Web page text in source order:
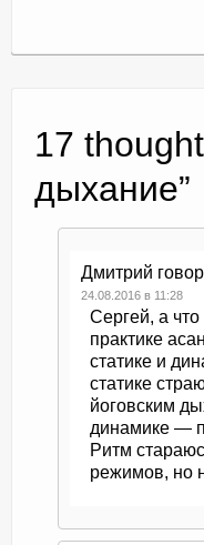
17
дыхание”
Дмитрий
24.08.2016 в 11:28
Сергей, а
практике
статике и
статике
йоговским
динамике —
Ритм
режимов, но